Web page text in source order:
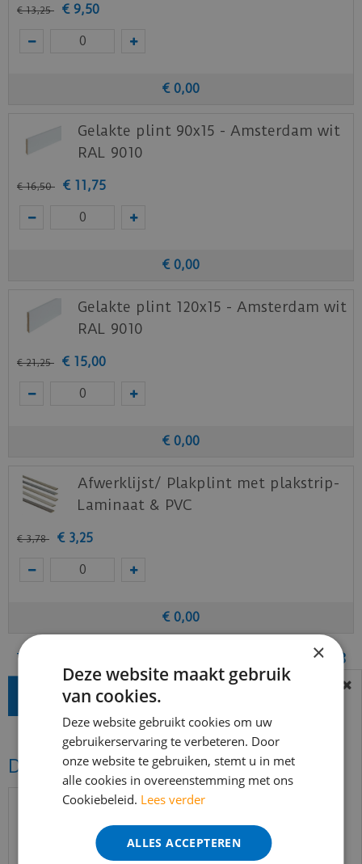
€ 13,25 € 9,50
€ 0,00
Gelakte plint 90x15 - Amsterdam wit
RAL 9010
€ 16,50 € 11,75
€ 0,00
Gelakte plint 120x15 - Amsterdam wit
RAL 9010
€ 21,25 € 15,00
€ 0,00
Afwerklijst/ Plakplint met plakstrip-
Laminaat & PVC
€ 3,78 € 3,25
€ 0,00
Totaal (incl. BTW) 41 08
Dit vind je misschien ook mooi!
BEREIKBAARHEID
In verband met de vakantie periode zijn wij
t/m 14 augustus telefonisch helaas niet
bereikbaar.
Bestelling worden uiteraard verwerkt
echter iets minder snel dan wat je van ons
gewend bent.
Voor vragen kan je ons bereiken via
×
Deze website maakt gebruik
van cookies.
Deze website gebruikt cookies om uw
gebruikerservaring te verbeteren. Door
onze website te gebruiken, stemt u in met
alle cookies in overeenstemming met ons
Cookiebeleid. Lees verder
ALLES ACCEPTEREN